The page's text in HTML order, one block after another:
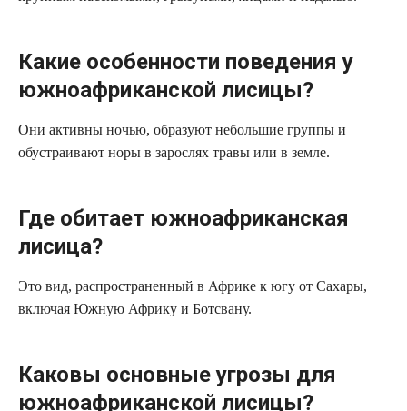
Какие особенности поведения у
южноафриканской лисицы?
Они активны ночью, образуют небольшие группы и
обустраивают норы в зарослях травы или в земле.
Где обитает южноафриканская
лисица?
Это вид, распространенный в Африке к югу от Сахары,
включая Южную Африку и Ботсвану.
Каковы основные угрозы для
южноафриканской лисицы?